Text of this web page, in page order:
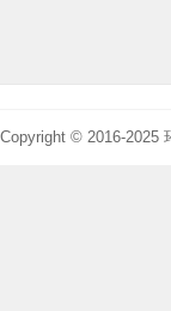
Copyright © 2016-2025